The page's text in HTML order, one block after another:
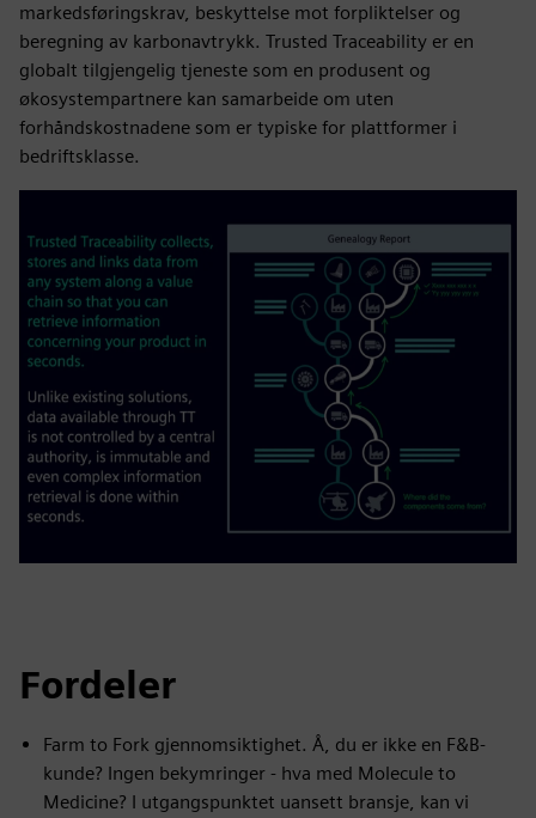
markedsføringskrav, beskyttelse mot forpliktelser og
beregning av karbonavtrykk. Trusted Traceability er en
globalt tilgjengelig tjeneste som en produsent og
økosystempartnere kan samarbeide om uten
forhåndskostnadene som er typiske for plattformer i
bedriftsklasse.
Fordeler
Farm to Fork gjennomsiktighet. Å, du er ikke en F&B-
kunde? Ingen bekymringer - hva med Molecule to
Medicine? I utgangspunktet uansett bransje, kan vi